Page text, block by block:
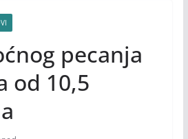
pecanja
od 10,5